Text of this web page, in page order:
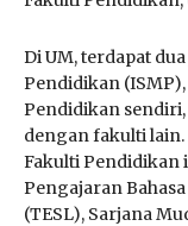
Di UM, terdapat
Pendidikan
Pendidikan
dengan fakulti
Fakulti Pendidikan
Pengajaran
(TESL), Sarjana